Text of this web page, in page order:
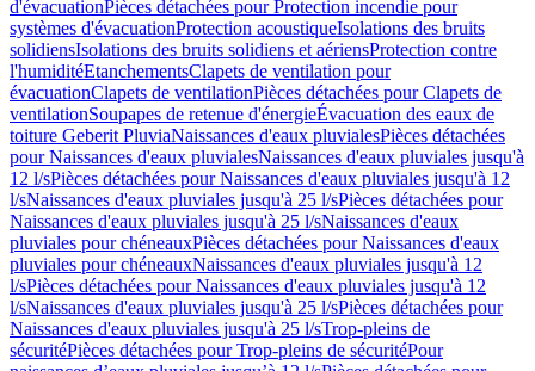
d'évacuationPièces détachées pour Protection incendie pour
systèmes d'évacuationProtection acoustiqueIsolations des bruits
solidiensIsolations des bruits solidiens et aériensProtection contre
l'humiditéEtanchementsClapets de ventilation pour
évacuationClapets de ventilationPièces détachées pour Clapets de
ventilationSoupapes de retenue d'énergieÉvacuation des eaux de
toiture Geberit PluviaNaissances d'eaux pluvialesPièces détachées
pour Naissances d'eaux pluvialesNaissances d'eaux pluviales jusqu'à
12 l/sPièces détachées pour Naissances d'eaux pluviales jusqu'à 12
l/sNaissances d'eaux pluviales jusqu'à 25 l/sPièces détachées pour
Naissances d'eaux pluviales jusqu'à 25 l/sNaissances d'eaux
pluviales pour chéneauxPièces détachées pour Naissances d'eaux
pluviales pour chéneauxNaissances d'eaux pluviales jusqu'à 12
l/sPièces détachées pour Naissances d'eaux pluviales jusqu'à 12
l/sNaissances d'eaux pluviales jusqu'à 25 l/sPièces détachées pour
Naissances d'eaux pluviales jusqu'à 25 l/sTrop-pleins de
sécuritéPièces détachées pour Trop-pleins de sécuritéPour